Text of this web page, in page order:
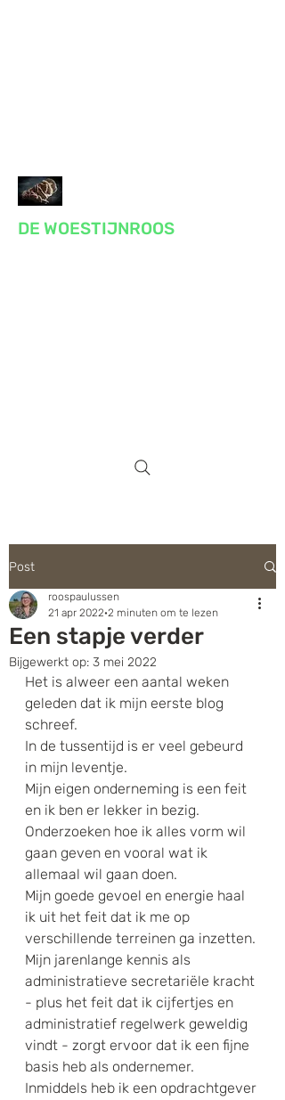
DE WOESTIJNROOS
Post
Een stapje verder
roospaulussen
21 apr 2022 2 minuten om te lezen
Bijgewerkt op: 3 mei 2022
Het is alweer een aantal weken
geleden dat ik mijn eerste blog
schreef.
In de tussentijd is er veel gebeurd
in mijn leventje.
Mijn eigen onderneming is een feit
en ik ben er lekker in bezig.
Onderzoeken hoe ik alles vorm wil
gaan geven en vooral wat ik
allemaal wil gaan doen.
Mijn goede gevoel en energie haal
ik uit het feit dat ik me op
verschillende terreinen ga inzetten.
Mijn jarenlange kennis als
administratieve secretariële kracht
- plus het feit dat ik cijfertjes en
administratief regelwerk geweldig
vindt - zorgt ervoor dat ik een fijne
basis heb als ondernemer.
Inmiddels heb ik een opdrachtgever